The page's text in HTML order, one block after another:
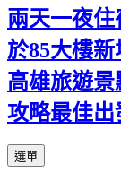
兩天一夜住
於85大樓
高雄旅遊
攻略最佳出
選單